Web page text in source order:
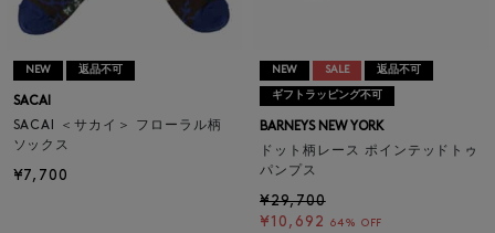
NEW 返品不可
SACAI
SACAI ＜サカイ＞ フローラル柄
ソックス
¥7,700
NEW SALE 返品不可
ギフトラッピング不可
BARNEYS NEW YORK
ドット柄レース ポインテッドトゥ
パンプス
¥29,700
¥10,692
64% OFF